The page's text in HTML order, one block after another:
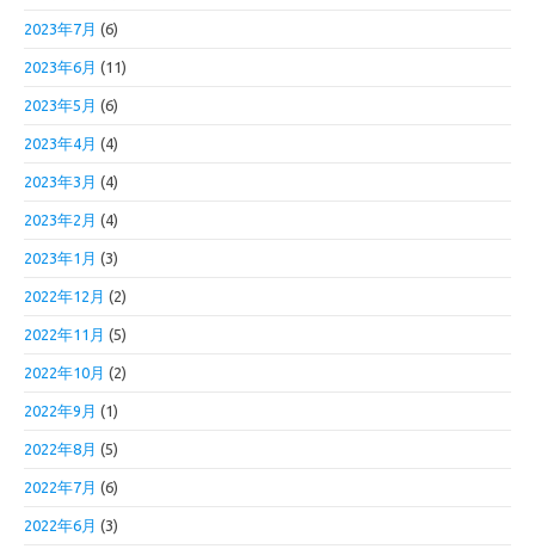
2023年7月 (6)
2023年6月 (11)
2023年5月 (6)
2023年4月 (4)
2023年3月 (4)
2023年2月 (4)
2023年1月 (3)
2022年12月 (2)
2022年11月 (5)
2022年10月 (2)
2022年9月 (1)
2022年8月 (5)
2022年7月 (6)
2022年6月 (3)